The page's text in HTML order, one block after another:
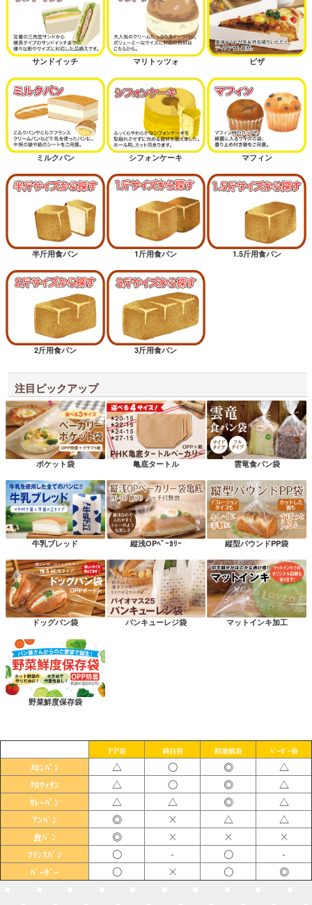
サンドイッチ マリトッツォ ピザ
ミルクパン シフォンケーキ マフィン
半斤用食パン 1斤用食パン 1.5斤用食パン
2斤用食パン 3斤用食パン
注目ピックアップ
ポケット袋 亀底タートル 雲竜食パン袋
牛乳ブレッド 縦浅OPﾍﾞｰｶﾘｰ 縦型パウンドPP袋
ドッグパン袋 パンキューレジ袋 マットインキ加工
野菜鮮度保存袋
PP袋 純白袋 耐油紙袋 ﾊﾞｰｶﾞｰ袋
ﾒﾛﾝﾊﾟﾝ △ 〇 ◎ △
ｸﾛﾜｯｻﾝ △ 〇 ◎ △
ｶﾚｰﾊﾟﾝ △ △ ◎ △
ｱﾝﾊﾟﾝ ◎ × △ △
食ﾊﾟﾝ ◎ × × ×
ﾌﾗﾝｽﾊﾟﾝ 〇 - 〇 -
ﾊﾞｰｶﾞｰ 〇 × 〇 ◎